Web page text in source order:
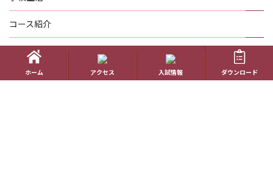
コース紹介
国際理解教育
進路指導
ホーム アクセス 入試情報 ダウンロード